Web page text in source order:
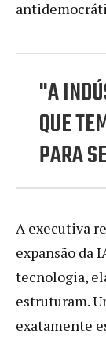
"A
QUE
PARA
A executiva
expansão da
tecnologia,
estruturam.
exatamente